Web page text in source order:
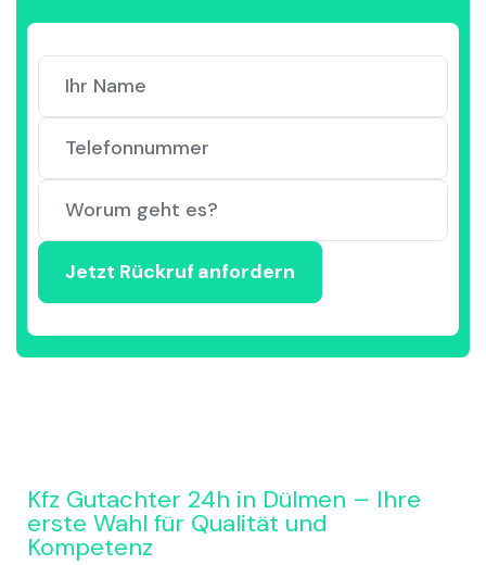
Kfz Gutachter 24h in Dülmen – Ihre
erste Wahl für Qualität und
Kompetenz